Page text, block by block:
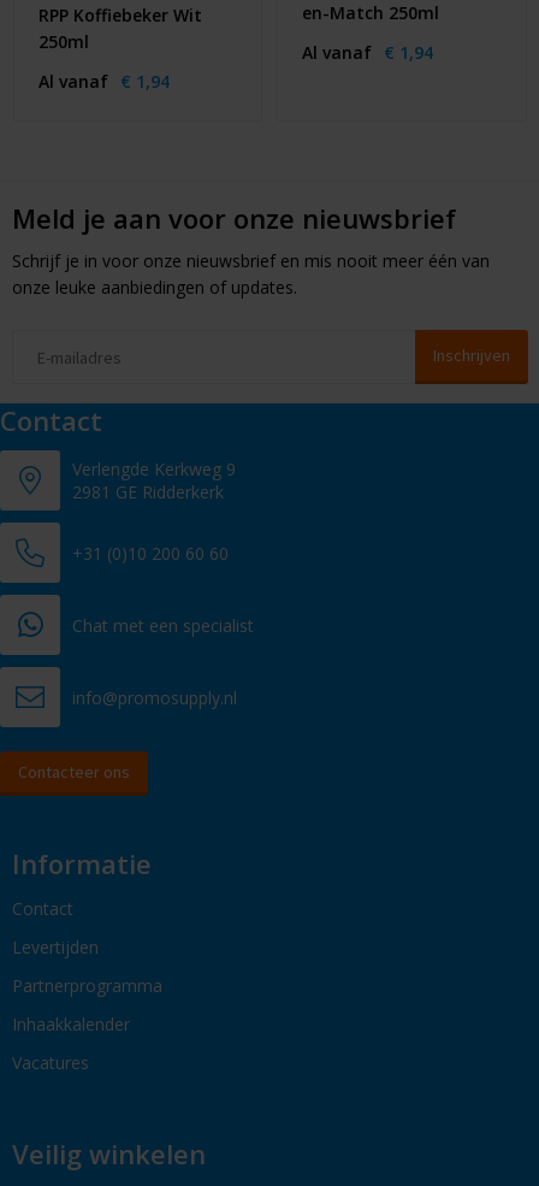
RPP Koffiebeker Wit
250ml
Al vanaf € 1,94
en-Match 250ml
Al vanaf € 1,94
Meld je aan voor onze nieuwsbrief
Schrijf je in voor onze nieuwsbrief en mis nooit meer één van
onze leuke aanbiedingen of updates.
Contact
Verlengde Kerkweg 9
2981 GE Ridderkerk
+31 (0)10 200 60 60
Chat met een specialist
info@promosupply.nl
Contacteer ons
Informatie
Contact
Levertijden
Partnerprogramma
Inhaakkalender
Vacatures
Veilig winkelen